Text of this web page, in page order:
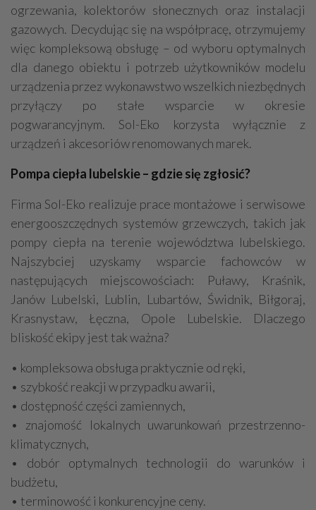
ogrzewania, kolektorów słonecznych oraz instalacji
gazowych. Decydując się na współpracę, otrzymujemy
więc kompleksową obsługę – od wyboru optymalnych
dla danego obiektu i potrzeb użytkowników modelu
urządzenia przez wykonawstwo wszelkich niezbędnych
przyłączy po stałe wsparcie w okresie
pogwarancyjnym. Sol-Eko korzysta wyłącznie z
urządzeń i akcesoriów renomowanych marek.
Pompa ciepła lubelskie – gdzie się zgłosić?
Firma Sol-Eko realizuje prace montażowe i serwisowe
energooszczędnych systemów grzewczych, takich jak
pompy ciepła na terenie województwa lubelskiego.
Najszybciej uzyskamy wsparcie fachowców w
następujących miejscowościach: Puławy, Kraśnik,
Janów Lubelski, Lublin, Lubartów, Świdnik, Biłgoraj,
Krasnystaw, Łęczna, Opole Lubelskie. Dlaczego
bliskość ekipy jest tak ważna?
• kompleksowa obsługa praktycznie od ręki,
• szybkość reakcji w przypadku awarii,
• dostępność części zamiennych,
• znajomość lokalnych uwarunkowań przestrzenno-
klimatycznych,
• dobór optymalnych technologii do warunków i
budżetu,
• terminowość i konkurencyjne ceny.